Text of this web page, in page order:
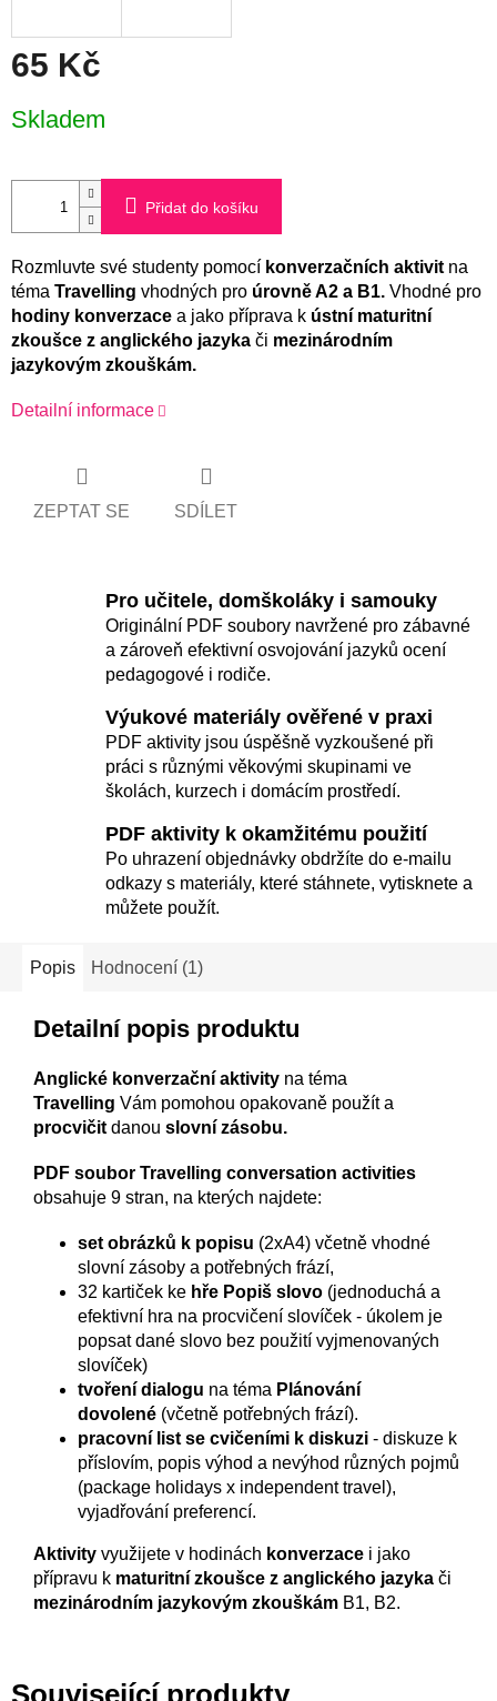
65 Kč
cena:
Skladem
Přidat do košíku
Rozmluvte své studenty pomocí konverzačních aktivit na
téma Travelling vhodných pro úrovně A2 a B1. Vhodné pro
hodiny konverzace a jako příprava k ústní maturitní
zkoušce z anglického jazyka či mezinárodním
jazykovým zkouškám.
Detailní informace
ZEPTAT SE SDÍLET
Pro učitele, domškoláky i samouky
Originální PDF soubory navržené pro zábavné
a zároveň efektivní osvojování jazyků ocení
pedagogové i rodiče.
Výukové materiály ověřené v praxi
PDF aktivity jsou úspěšně vyzkoušené při
práci s různými věkovými skupinami ve
školách, kurzech i domácím prostředí.
PDF aktivity k okamžitému použití
Po uhrazení objednávky obdržíte do e-mailu
odkazy s materiály, které stáhnete, vytisknete a
můžete použít.
Popis Hodnocení (1)
Detailní popis produktu
Anglické konverzační aktivity na téma
Travelling Vám pomohou opakovaně použít a
procvičit danou slovní zásobu.
PDF soubor Travelling conversation activities
obsahuje 9 stran, na kterých najdete:
set obrázků k popisu (2xA4) včetně vhodné
slovní zásoby a potřebných frází,
32 kartiček ke hře Popiš slovo (jednoduchá a
efektivní hra na procvičení slovíček - úkolem je
popsat dané slovo bez použití vyjmenovaných
slovíček)
tvoření dialogu na téma Plánování
dovolené (včetně potřebných frází).
pracovní list se cvičeními k diskuzi - diskuze k
příslovím, popis výhod a nevýhod různých pojmů
(package holidays x independent travel),
vyjadřování preferencí.
Aktivity využijete v hodinách konverzace i jako
přípravu k maturitní zkoušce z anglického jazyka či
mezinárodním jazykovým zkouškám B1, B2.
Související produkty